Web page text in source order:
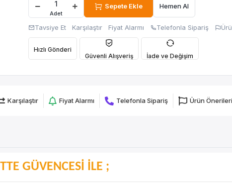
Adet
Sepete Ekle Hemen Al
Tavsiye Et Karşılaştır Fiyat Alarmı Telefonla Sipariş
Hızlı Gönderi
Güvenli Alışveriş
İade ve Değişim
Karşılaştır Fiyat Alarmı Telefonla Sipariş Ürün Önerileri
GÜVENCESİ İLE ;